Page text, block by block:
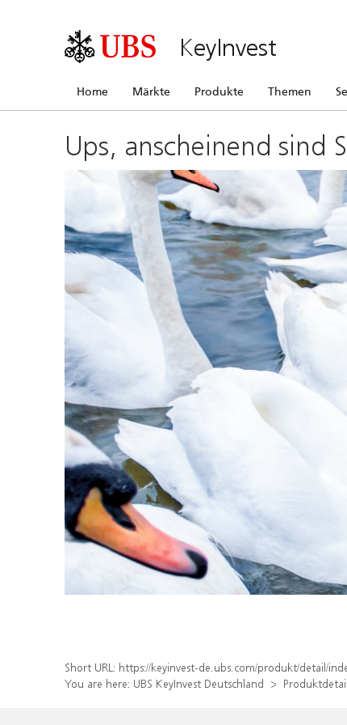
KeyInvest
Home Märkte Produkte Themen
Ups, anscheinend sind
Short URL: https://keyinvest-de.ubs.com/produkt/detail/
You are here: UBS KeyInvest Deutschland Produktdetail